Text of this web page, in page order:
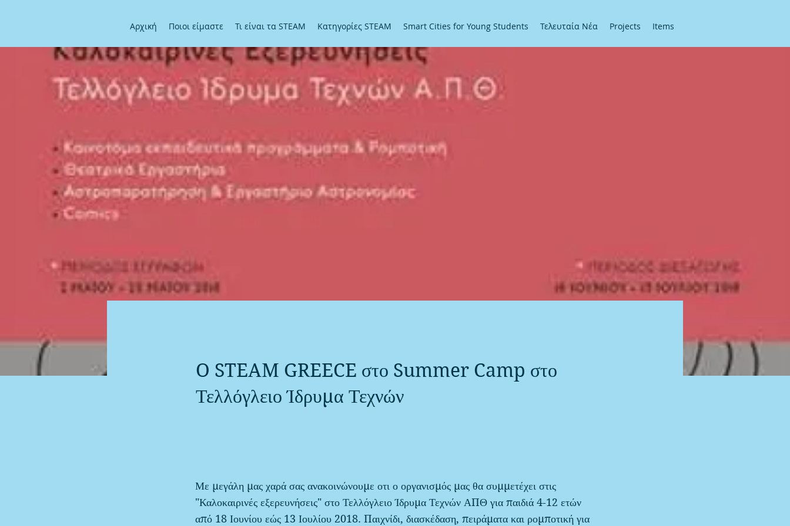
Αρχική Ποιοι είμαστε Τι είναι τα STEAM Κατηγορίες STEAM Smart Cities for Young Students Τελευταία Νέα Projects Items
O STEAM GREECE στο Summer Camp στο
Τελλόγλειο Ίδρυμα Τεχνών
Με μεγάλη μας χαρά σας ανακοινώνουμε οτι ο οργανισμός μας θα συμμετέχει στις
"Καλοκαιρινές εξερευνήσεις" στο Τελλόγλειο Ίδρυμα Τεχνών ΑΠΘ για παιδιά 4-12 ετών
από 18 Ιουνίου εώς 13 Ιουλίου 2018. Παιχνίδι, διασκέδαση, πειράματα και ρομποτική για